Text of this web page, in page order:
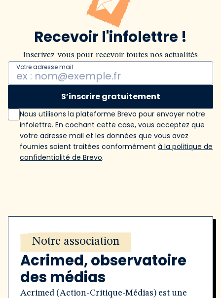
Recevoir l'infolettre !
Inscrivez-vous pour recevoir toutes nos actualités
Votre adresse mail
S’inscrire gratuitement
Nous utilisons la plateforme Brevo pour envoyer notre
infolettre. En cochant cette case, vous acceptez que
votre adresse mail et les données que vous avez
fournies soient traitées conformément à la politique de
confidentialité de Brevo.
Notre association
Acrimed, observatoire
des médias
Acrimed (Action-Critique-Médias) est une